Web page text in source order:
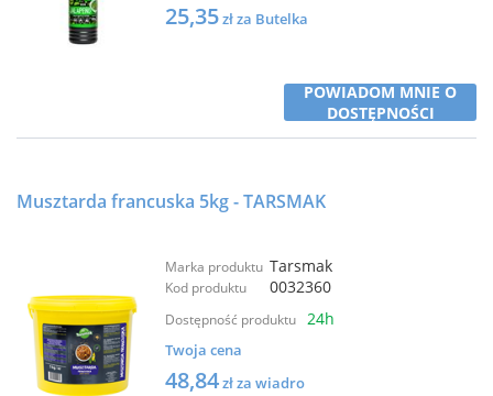
25,35zł za Butelka
POWIADOM MNIE O
DOSTĘPNOŚCI
Musztarda francuska 5kg - TARSMAK
Marka produktu Tarsmak
Kod produktu 0032360
Dostępność produktu 24h
Twoja cena
48,84zł za wiadro